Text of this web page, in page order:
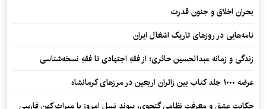
بحران اخلاق و جنون قدرت
نامه‌هایی در روزهای تاریک اشغال ایران
زندگی و زمانه عبدالحسین حائری؛ از فقهِ اجتهادی تا فقهِ نسخه‌شناسی
عرضه ۱۰۰۰ جلد کتاب بین زائران اربعین در مرزهای کرمانشاه
حکایت عشق و معرفت نظامی گنجوی، پیوند نسل امروز با میراث کهن فارسی